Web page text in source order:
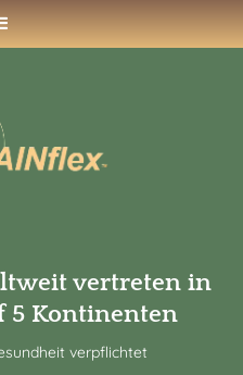
vertreten in
5 Kontinenten
verpflichtet